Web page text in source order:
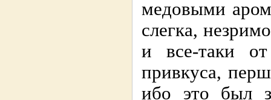
медовыми
слегка,
и все-таки
привкуса,
ибо это был